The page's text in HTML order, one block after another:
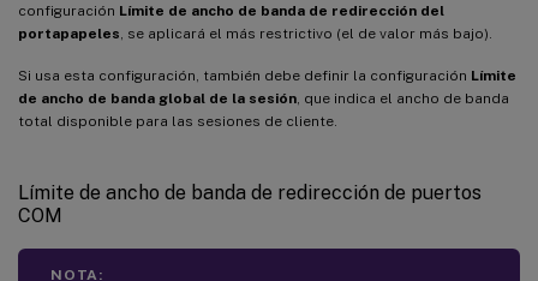
configuración Límite de ancho de banda de redirección del
portapapeles , se aplicará el más restrictivo (el de valor más bajo).
Si usa esta configuración, también debe definir la configuración Límite
de ancho de banda global de la sesión , que indica el ancho de banda
total disponible para las sesiones de cliente.
Límite de ancho de banda de redirección de puertos
COM
NOTA: